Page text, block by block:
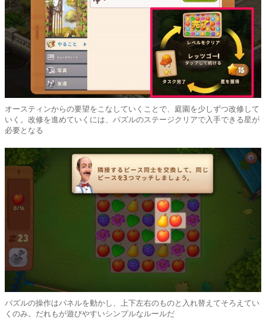
オースティンからの要望をこなしていくことで、庭園を少しずつ改修して
いく。改修を進めていくには、パズルのステージクリアで入手できる星が
必要となる
パズルの操作はパネルを動かし、上下左右のものと入れ替えてそろえてい
くのみ。だれもが遊びやすいシンプルなルールだ